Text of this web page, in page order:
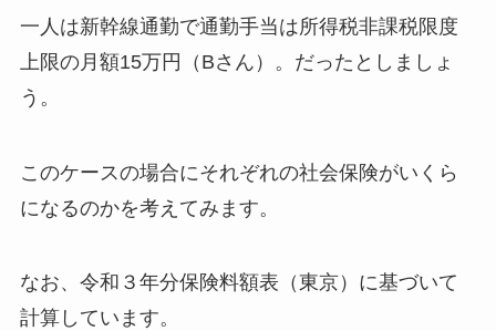
一人は新幹線通勤で通勤手当は所得税非課税限度
上限の月額15万円（Bさん）。だったとしましょ
う。
このケースの場合にそれぞれの社会保険がいくら
になるのかを考えてみます。
なお、令和３年分保険料額表（東京）に基づいて
計算しています。